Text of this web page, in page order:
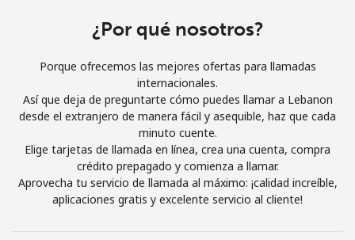
¡Hola!
Inicia sesión oREGÍSTRATE →
¿Por qué nosotros?
Porque ofrecemos las mejores ofertas para llamadas
internacionales.
Así que deja de preguntarte cómo puedes llamar a Lebanon
desde el extranjero de manera fácil y asequible, haz que cada
minuto cuente.
Elige tarjetas de llamada en línea, crea una cuenta, compra
crédito prepagado y comienza a llamar.
Aprovecha tu servicio de llamada al máximo: ¡calidad increíble,
aplicaciones gratis y excelente servicio al cliente!